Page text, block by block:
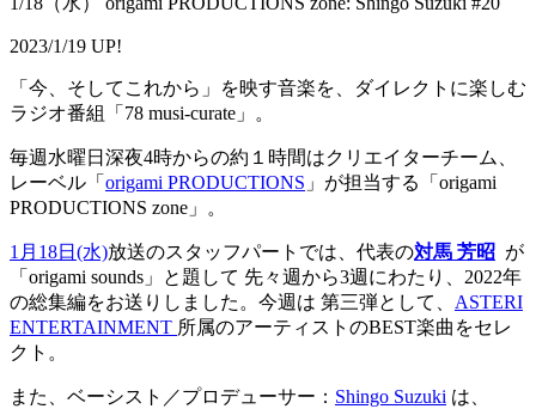
2023/1/19 UP!
「今、そしてこれから」を映す音楽を、ダイレクトに楽しむ
ラジオ番組「78 musi-curate」。
毎週水曜日深夜4時からの約１時間はクリエイターチーム、
レーベル「 origami PRODUCTIONS 」が担当する「origami
PRODUCTIONS zone」。
1月18日(水)放送のスタッフパートでは、代表の対馬 芳昭 が
「origami sounds」と題して 先々週から3週にわたり、2022年
の総集編をお送りしました。今週は 第三弾として、 ASTERI
ENTERTAINMENT 所属のアーティストのBEST楽曲をセレ
クト。
また、ベーシスト／プロデューサー： Shingo Suzuki は、